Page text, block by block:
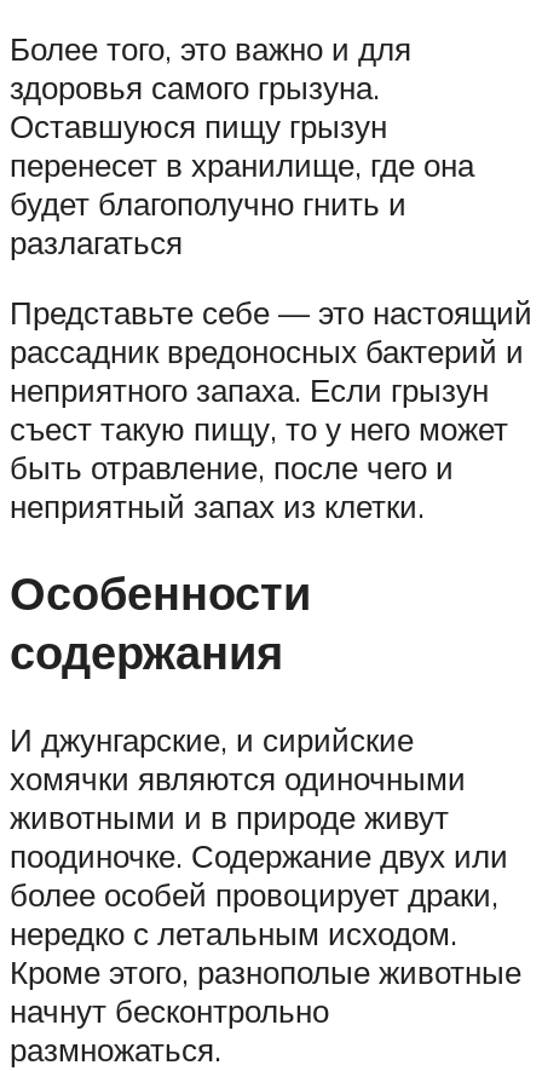
Более того, это важно и для
здоровья самого грызуна.
Оставшуюся пищу грызун
перенесет в хранилище, где она
будет благополучно гнить и
разлагаться
Представьте себе — это настоящий
рассадник вредоносных бактерий и
неприятного запаха. Если грызун
съест такую пищу, то у него может
быть отравление, после чего и
неприятный запах из клетки.
Особенности
содержания
И джунгарские, и сирийские
хомячки являются одиночными
животными и в природе живут
поодиночке. Содержание двух или
более особей провоцирует драки,
нередко с летальным исходом.
Кроме этого, разнополые животные
начнут бесконтрольно
размножаться.